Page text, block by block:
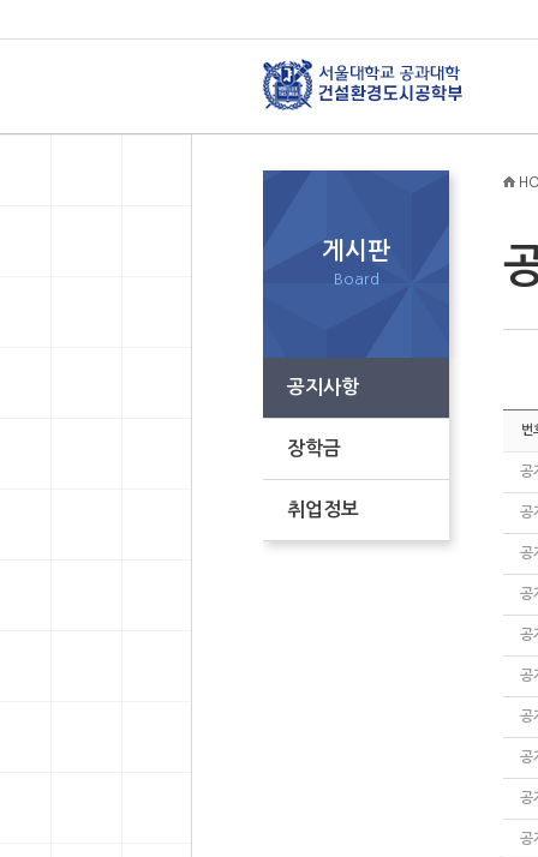
게시판
Board
공지사항
장학금
취업정보
번
공
공
공
공
공
공
공
공
공
공